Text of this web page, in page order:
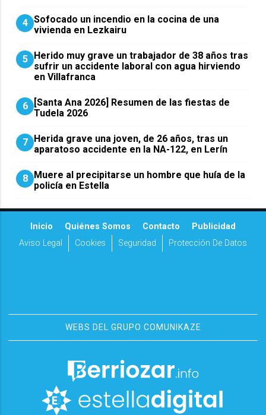
4 Sofocado un incendio en la cocina de una
vivienda en Lezkairu
5 Herido muy grave un trabajador de 38 años tras
sufrir un accidente laboral con agua hirviendo
en Villafranca
6
[Santa Ana 2026] Resumen de las fiestas de
Tudela 2026
7 Herida grave una joven, de 26 años, tras un
aparatoso accidente en la NA-122, en Lerín
8 Muere al precipitarse un hombre que huía de la
policía en Estella
Inicio Quiénes Somos Contacto
Publicidad
Aviso Legal
Cookies Seguridad Protección De Datos
WEBS DEL GRUPO COMUNIKAZE